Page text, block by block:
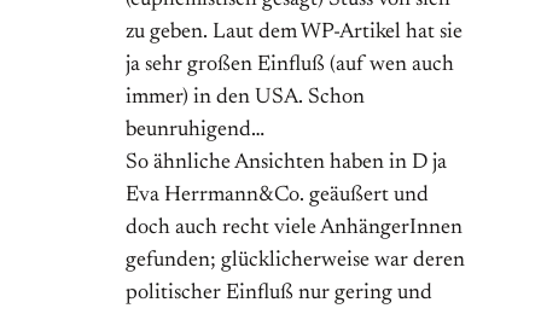
zu geben. Laut dem WP-Artikel hat sie
ja sehr großen Einfluß (auf wen auch
immer) in den USA. Schon
beunruhigend…
So ähnliche Ansichten haben in D ja
Eva Herrmann&Co. geäußert und
doch auch recht viele AnhängerInnen
gefunden; glücklicherweise war deren
politischer Einfluß nur gering und